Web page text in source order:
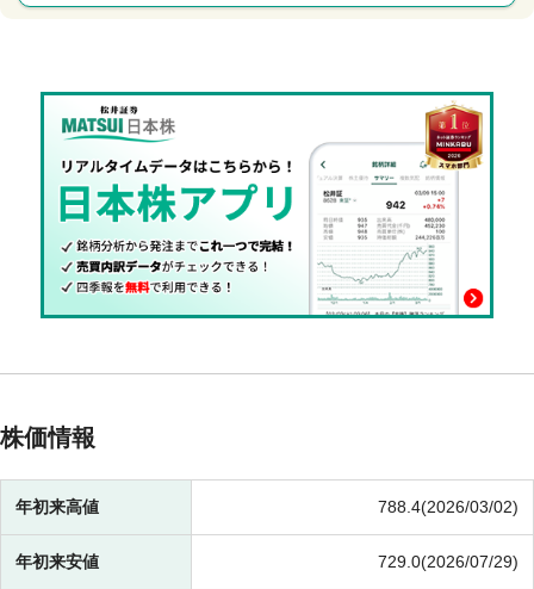
株価情報
年初来高値 788.4(2026/03/02)
年初来安値 729.0(2026/07/29)